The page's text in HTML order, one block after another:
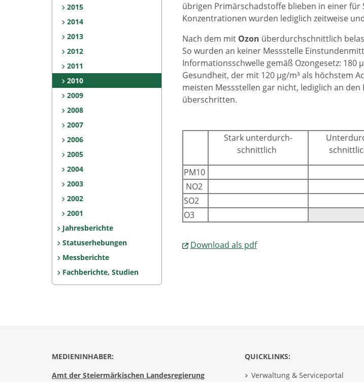
2015
2014
2013
2012
2011
2010
2009
2008
2007
2006
2005
2004
2003
2002
2001
Jahresberichte
Statuserhebungen
Messberichte
Fachberichte, Studien
übrigen Primärschadstoffe blieben in einer
Konzentrationen wurden lediglich zeitweise
Nach dem mit Ozon überdurchschnittlich
So wurden an keiner Messstelle
Informationsschwelle gemäß Ozongesetz: 180
Gesundheit, der mit 120 µg/m³ als höchstem
meisten Messstellen gar nicht, lediglich an
überschritten.
Stark unterdurch-
schnittlich
PM10
NO2
SO2
O3
Download als pdf
MEDIENINHABER:
Amt der Steiermärkischen Landesregierung
QUICKLINKS:
Verwaltung & Serviceportal